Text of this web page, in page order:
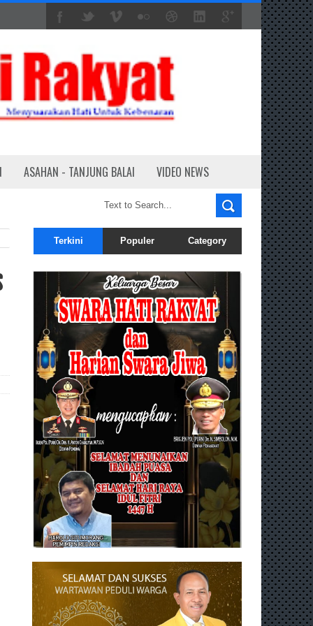
ASAHAN - TANJUNG BALAI VIDEO NEWS
Terkini Populer Category